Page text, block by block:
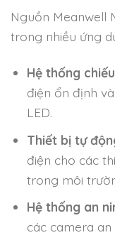
Nguồn Meanwell
trong nhiều ứng
Hệ thống
điện ổn định
LED.
Thiết bị tự
điện cho các
trong môi
Hệ thống an
các camera an